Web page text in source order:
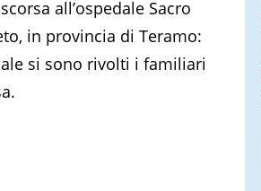
all’ospedale Sacro
in provincia di Teramo:
si sono rivolti i familiari